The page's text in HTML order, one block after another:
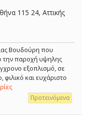
115 24, Αττικής
Βουδούρη που
την παροχή υψηλης
εξοπλισμό, σε
και ευχάριστο
Προτεινόμενα